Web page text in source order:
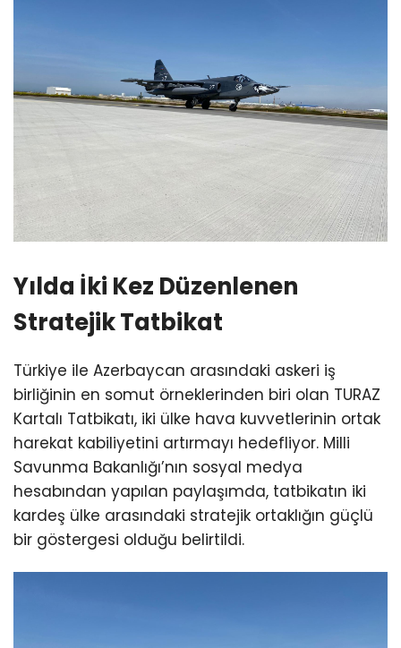
Yılda İki Kez Düzenlenen
Stratejik Tatbikat
Türkiye ile Azerbaycan arasındaki askeri iş
birliğinin en somut örneklerinden biri olan TURAZ
Kartalı Tatbikatı, iki ülke hava kuvvetlerinin ortak
harekat kabiliyetini artırmayı hedefliyor. Milli
Savunma Bakanlığı’nın sosyal medya
hesabından yapılan paylaşımda, tatbikatın iki
kardeş ülke arasındaki stratejik ortaklığın güçlü
bir göstergesi olduğu belirtildi.